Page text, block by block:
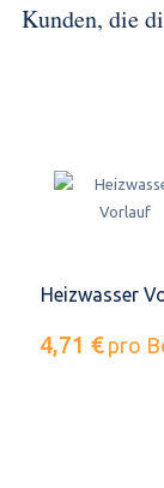
Kunden, die
Heizwasser
4,71 € pro